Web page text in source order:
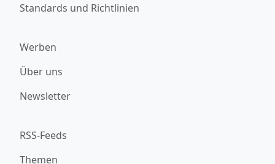
Standards und Richtlinien
Werben
Über uns
Newsletter
RSS-Feeds
Themen